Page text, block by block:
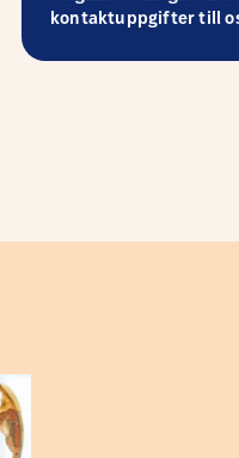
kontaktuppgifter till